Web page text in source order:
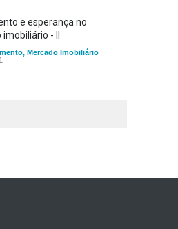
e esperança no
- II
, Mercado Imobiliário